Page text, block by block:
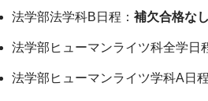
法学部法学科B日程： 補欠合格なし
法学部ヒューマンライツ科全学日
法学部ヒューマンライツ学科A日程